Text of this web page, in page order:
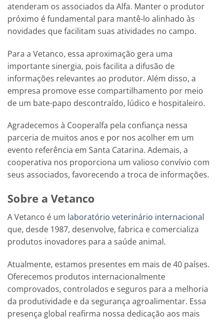
atenderam os associados da Alfa. Manter o produtor
próximo é fundamental para mantê-lo alinhado às
novidades que facilitam suas atividades no campo.
Para a Vetanco, essa aproximação gera uma
importante sinergia, pois facilita a difusão de
informações relevantes ao produtor. Além disso, a
empresa promove esse compartilhamento por meio
de um bate-papo descontraído, lúdico e hospitaleiro.
Agradecemos à Cooperalfa pela confiança nessa
parceria de muitos anos e por nos acolher em um
evento referência em Santa Catarina. Ademais, a
cooperativa nos proporciona um valioso convívio com
seus associados, favorecendo a troca de informações.
Sobre a Vetanco
A Vetanco é um laboratório veterinário internacional
que, desde 1987, desenvolve, fabrica e comercializa
produtos inovadores para a saúde animal.
Atualmente, estamos presentes em mais de 40 países.
Oferecemos produtos internacionalmente
comprovados, controlados e seguros para a melhoria
da produtividade e da segurança agroalimentar. Essa
presença global reafirma nossa dedicação aos mais